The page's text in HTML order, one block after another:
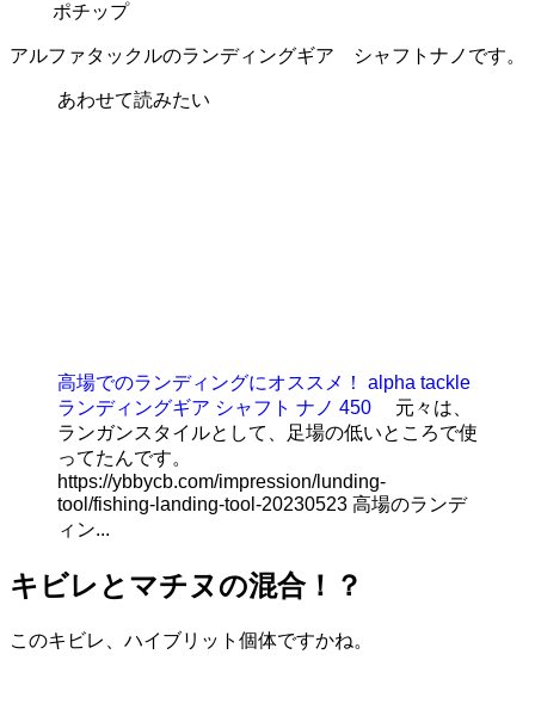
ポチップ
アルファタックルのランディングギア シャフトナノです。
あわせて読みたい
高場でのランディングにオススメ！ alpha tackle
ランディングギア シャフト ナノ 450
元々は、
ランガンスタイルとして、足場の低いところで使
ってたんです。
https://ybbycb.com/impression/lunding-
tool/fishing-landing-tool-20230523 高場のランデ
ィン...
キビレとマチヌの混合！？
このキビレ、ハイブリット個体ですかね。